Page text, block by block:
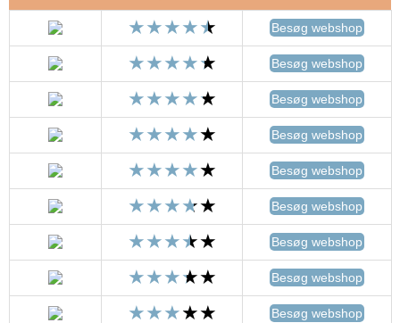
Besøg webshop
Besøg webshop
Besøg webshop
Besøg webshop
Besøg webshop
Besøg webshop
Besøg webshop
Besøg webshop
Besøg webshop